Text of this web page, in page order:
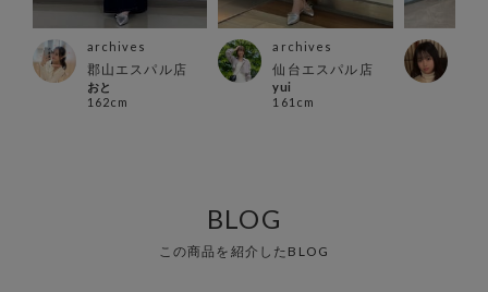
archives
郡山エスパル店
おと
162cm
archives
仙台エスパル店
yui
161cm
BLOG
この商品を紹介したBLOG